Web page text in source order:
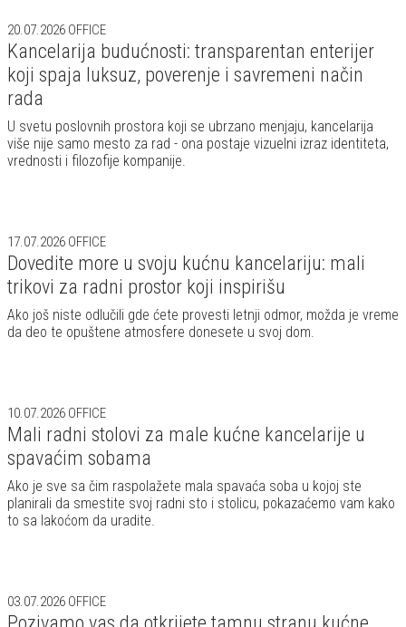
20.07.2026 OFFICE
Kancelarija budućnosti: transparentan enterijer
koji spaja luksuz, poverenje i savremeni način
rada
U svetu poslovnih prostora koji se ubrzano menjaju, kancelarija
više nije samo mesto za rad - ona postaje vizuelni izraz identiteta,
vrednosti i filozofije kompanije.
17.07.2026 OFFICE
Dovedite more u svoju kućnu kancelariju: mali
trikovi za radni prostor koji inspirišu
Ako još niste odlučili gde ćete provesti letnji odmor, možda je vreme
da deo te opuštene atmosfere donesete u svoj dom.
10.07.2026 OFFICE
Mali radni stolovi za male kućne kancelarije u
spavaćim sobama
Ako je sve sa čim raspolažete mala spavaća soba u kojoj ste
planirali da smestite svoj radni sto i stolicu, pokazaćemo vam kako
to sa lakoćom da uradite.
03.07.2026 OFFICE